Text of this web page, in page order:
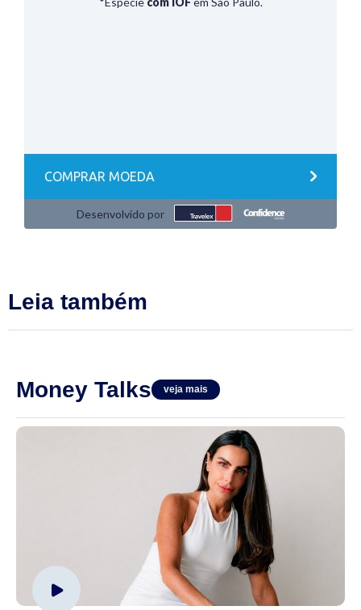
Leia também
Money Talks veja mais